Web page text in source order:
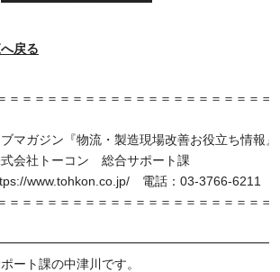
戻る
＝＝＝＝＝＝＝＝＝＝＝＝＝＝＝＝＝＝＝＝＝
ガジン『物流・製造現場改善お役立ち情報』
トーコン 総合サポート課
電話：03-3766-6211
＝＝＝＝＝＝＝＝＝＝＝＝＝＝＝＝＝＝＝＝＝
ート課の中津川です。